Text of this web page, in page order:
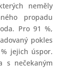
neměly
propadu
Pro 91 %,
pokles
jejich úspor.
s nečekaným